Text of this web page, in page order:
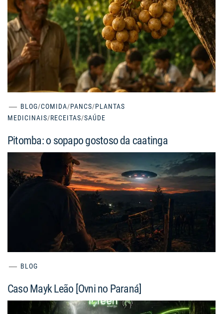
BLOG/COMIDA/PANCS/PLANTAS
MEDICINAIS/RECEITAS/SAÚDE
Pitomba: o sopapo gostoso da caatinga
BLOG
Caso Mayk Leão [Ovni no Paraná]